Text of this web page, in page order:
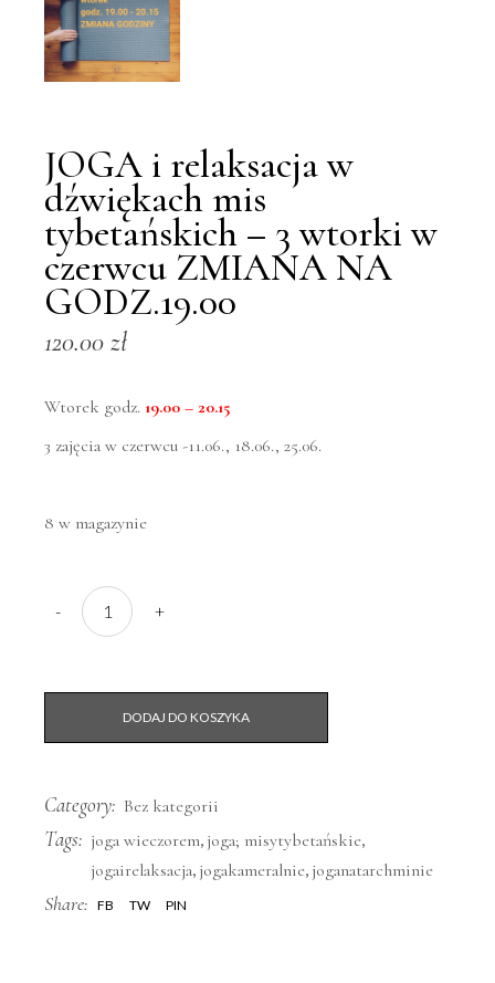
JOGA i relaksacja w
dźwiękach mis
tybetańskich – 3 wtorki w
czerwcu ZMIANA NA
GODZ.19.00
120.00zł
Wtorek godz.19.00 – 20.15
3 zajęcia w czerwcu -11.06., 18.06., 25.06.
8 w magazynie
JOGA i relaksacja w dźwiękach mis tybetańskich - 3
-
+
DODAJ DO KOSZYKA
Category: Bez kategorii
Tags: joga wieczorem, joga; misytybetańskie,
jogairelaksacja, jogakameralnie, joganatarchminie
Share: FB TW PIN